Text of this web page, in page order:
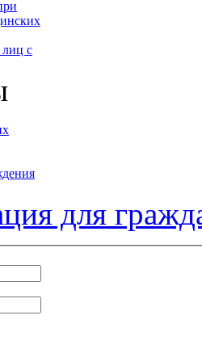
с
для